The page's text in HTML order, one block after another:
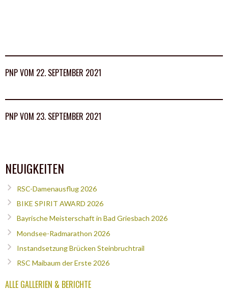
PNP VOM 22. SEPTEMBER 2021
PNP VOM 23. SEPTEMBER 2021
NEUIGKEITEN
RSC-Damenausflug 2026
BIKE SPIRIT AWARD 2026
Bayrische Meisterschaft in Bad Griesbach 2026
Mondsee-Radmarathon 2026
Instandsetzung Brücken Steinbruchtrail
RSC Maibaum der Erste 2026
ALLE GALLERIEN & BERICHTE